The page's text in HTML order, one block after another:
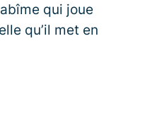
qui joue
qu’il met en